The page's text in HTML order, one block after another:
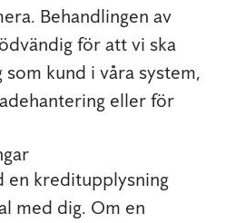
Behandlingen av
för att vi ska
kund i våra system,
eller för
en kreditupplysning
med dig. Om en